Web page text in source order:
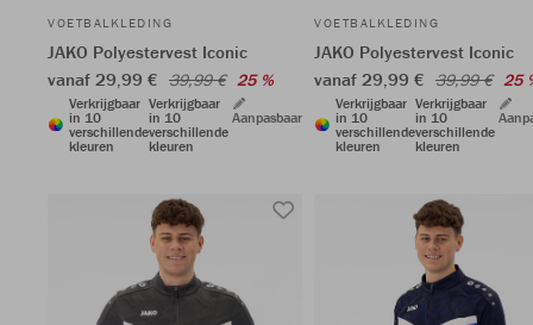
VOETBALKLEDING
JAKO Polyestervest Iconic
vanaf 29,99 € 39,99 € 25 %
Verkrijgbaar
in 10
verschillende
kleuren
Verkrijgbaar
in 10
verschillende
kleuren
Aanpasbaar
VOETBALKLEDING
JAKO Polyestervest Iconic
vanaf 29,99 € 39,99 € 25
Verkrijgbaar
in 10
verschillende
kleuren
Verkrijgbaar
in 10
verschillende
kleuren